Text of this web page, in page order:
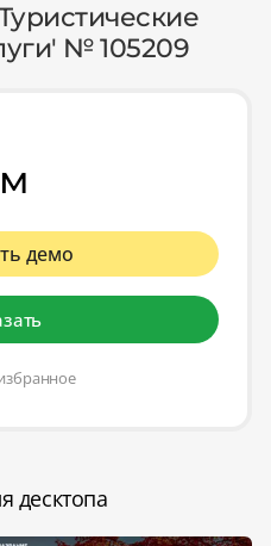
№ 105209
демо
десктопа